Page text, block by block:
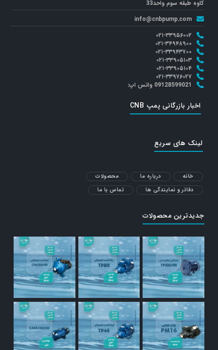
کاوه طبقه سوم واحد33
info@cnbpump.com
۰۲۱-۳۳۹۵۶۰۰۲
۰۲۱-۳۴۹۴۸۹۰۰
۰۲۱-۳۳۹۴۳۷۰۰
۰۲۱-۳۳۹۰۵۱۰۳
۰۲۱-۳۳۹۰۵۱۰۴
۰۲۱-۳۳۹۷۶۰۲۷
09128599021 واتس اپ:
اخبار بازرگانی پمپ CNB
لینک های سریع
خانه درباره ما
محصولات
دفاتر و نمایندگی ها
تماس با ما
جدیدترین محصولات